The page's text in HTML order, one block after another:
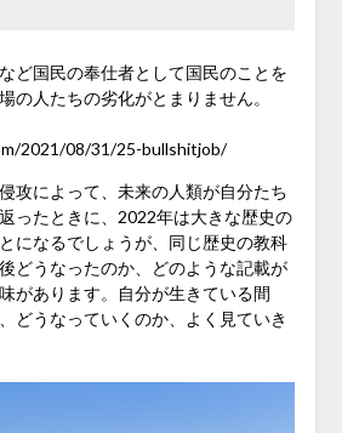
ど国民の奉仕者として国民のことを
の人たちの劣化がとまりません。
2021/08/31/25-bullshitjob/
攻によって、未来の人類が自分たち
ったときに、2022年は大きな歴史の
になるでしょうが、同じ歴史の教科
どうなったのか、どのような記載が
があります。自分が生きている間
どうなっていくのか、よく見ていき